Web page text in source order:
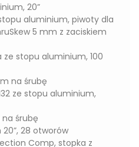
20”
aluminium, piwoty dla
5 mm z zaciskiem
stopu aluminium, 100
na śrubę
ze stopu aluminium,
na śrubę
28 otworów
Comp, stopka z